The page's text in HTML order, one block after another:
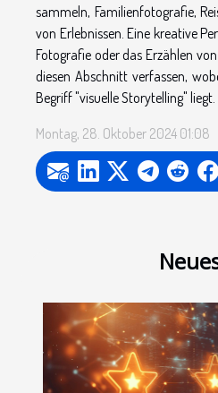
sammeln, Familienfotografie,
von Erlebnissen. Eine kreative
Fotografie oder das Erzählen
diesen Abschnitt verfassen,
Begriff "visuelle Storytelling" liegt.
Montag, 28. Oktober 2024 01:08